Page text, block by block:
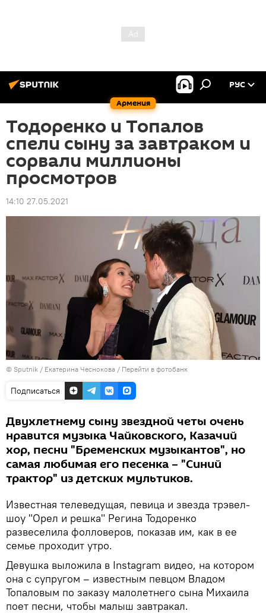
Армения
РУС
Тодоренко и Топалов
спели сыну за завтраком и
сорвали миллионы
просмотров
14:10 27.05.2021
© Sputnik / Екатерина Чеснокова / Перейти в фотобанк
Подписаться
Двухлетнему сыну звездной четы очень
нравится музыка Чайковского, Казачий
хор, песни "Бременских музыкантов", но
самая любимая его песенка – "Синий
трактор" из детских мультиков.
Известная телеведущая, певица и звезда трэвел-
шоу "Орел и решка" Регина Тодоренко
развеселила фолловеров, показав им, как в ее
семье проходит утро.
Девушка выложила в Instagram видео, на котором
она с супругом – известным певцом Владом
Топаловым по заказу малолетнего сына Михаила
поет песни, чтобы малыш завтракал.